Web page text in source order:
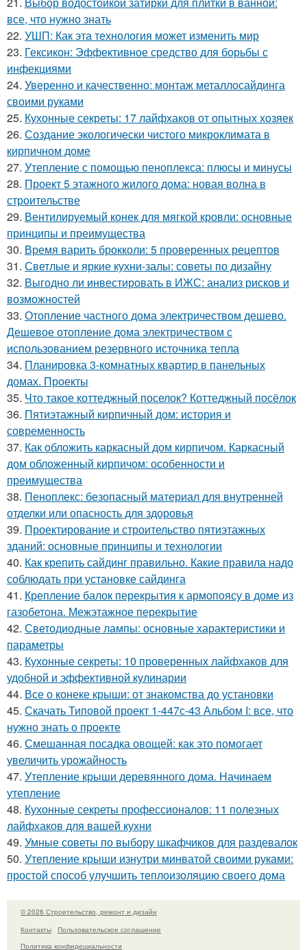
все, что нужно знать
22. УШП: Как эта технология может изменить мир
23. Гексикон: Эффективное средство для борьбы с
инфекциями
24. Уверенно и качественно: монтаж металлосайдинга
своими руками
25. Кухонные секреты: 17 лайфхаков от опытных хозяек
26. Создание экологически чистого микроклимата в
кирпичном доме
27. Утепление с помощью пеноплекса: плюсы и минусы
28. Проект 5 этажного жилого дома: новая волна в
строительстве
29. Вентилируемый конек для мягкой кровли: основные
принципы и преимущества
30. Время варить брокколи: 5 проверенных рецептов
31. Светлые и яркие кухни-залы: советы по дизайну
32. Выгодно ли инвестировать в ИЖС: анализ рисков и
возможностей
33. Отопление частного дома электричеством дешево.
Дешевое отопление дома электричеством с
использованием резервного источника тепла
34. Планировка 3-комнатных квартир в панельных
домах. Проекты
35. Что такое коттеджный поселок? Коттеджный посёлок
36. Пятиэтажный кирпичный дом: история и
современность
37. Как обложить каркасный дом кирпичом. Каркасный
дом обложенный кирпичом: особенности и
преимущества
38. Пеноплекс: безопасный материал для внутренней
отделки или опасность для здоровья
39. Проектирование и строительство пятиэтажных
зданий: основные принципы и технологии
40. Как крепить сайдинг правильно. Какие правила надо
соблюдать при установке сайдинга
41. Крепление балок перекрытия к армопоясу в доме из
газобетона. Межэтажное перекрытие
42. Светодиодные лампы: основные характеристики и
параметры
43. Кухонные секреты: 10 проверенных лайфхаков для
удобной и эффективной кулинарии
44. Все о конеке крыши: от знакомства до установки
45. Скачать Типовой проект 1-447с-43 Альбом I: все, что
нужно знать о проекте
46. Смешанная посадка овощей: как это помогает
увеличить урожайность
47. Утепление крыши деревянного дома. Начинаем
утепление
48. Кухонные секреты профессионалов: 11 полезных
лайфхаков для вашей кухни
49. Умные советы по выбору шкафчиков для раздевалок
50. Утепление крыши изнутри минватой своими руками:
простой способ улучшить теплоизоляцию своего дома
© 2026 Строительство, ремонт и дизайн
Контакты
Пользовательское соглашение
Политика конфидециальности